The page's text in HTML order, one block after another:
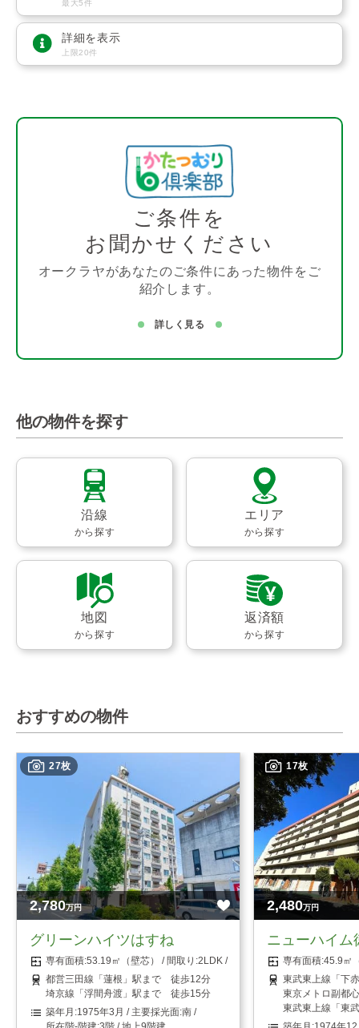
最大5件
詳細を表示
上限20件
ご条件を
お聞かせください
オークラヤがあなたのご条件にあった物件をご
紹介します。
詳しく見る
他の物件を探す
沿線
から探す
エリア
から探す
地図
から探す
返済額
から探す
おすすめの物件
27枚
2,780万円
グリーンハイツはすね
53.19㎡（壁芯）
2LDK
都営三田線「蓮根」駅まで 徒歩12分
埼京線「浮間舟渡」駅まで 徒歩15分
1975年3月
南
17枚
2,480万円
ニューハイム
45.9㎡
東武東上線「下
東京メトロ副都
東武東上線「東